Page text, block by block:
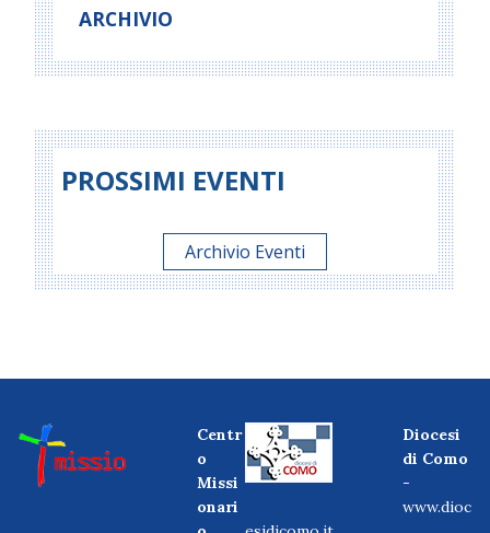
ARCHIVIO
PROSSIMI EVENTI
Archivio Eventi
Centr
o
Missi
onari
Diocesi
di Como
-
www.dioc